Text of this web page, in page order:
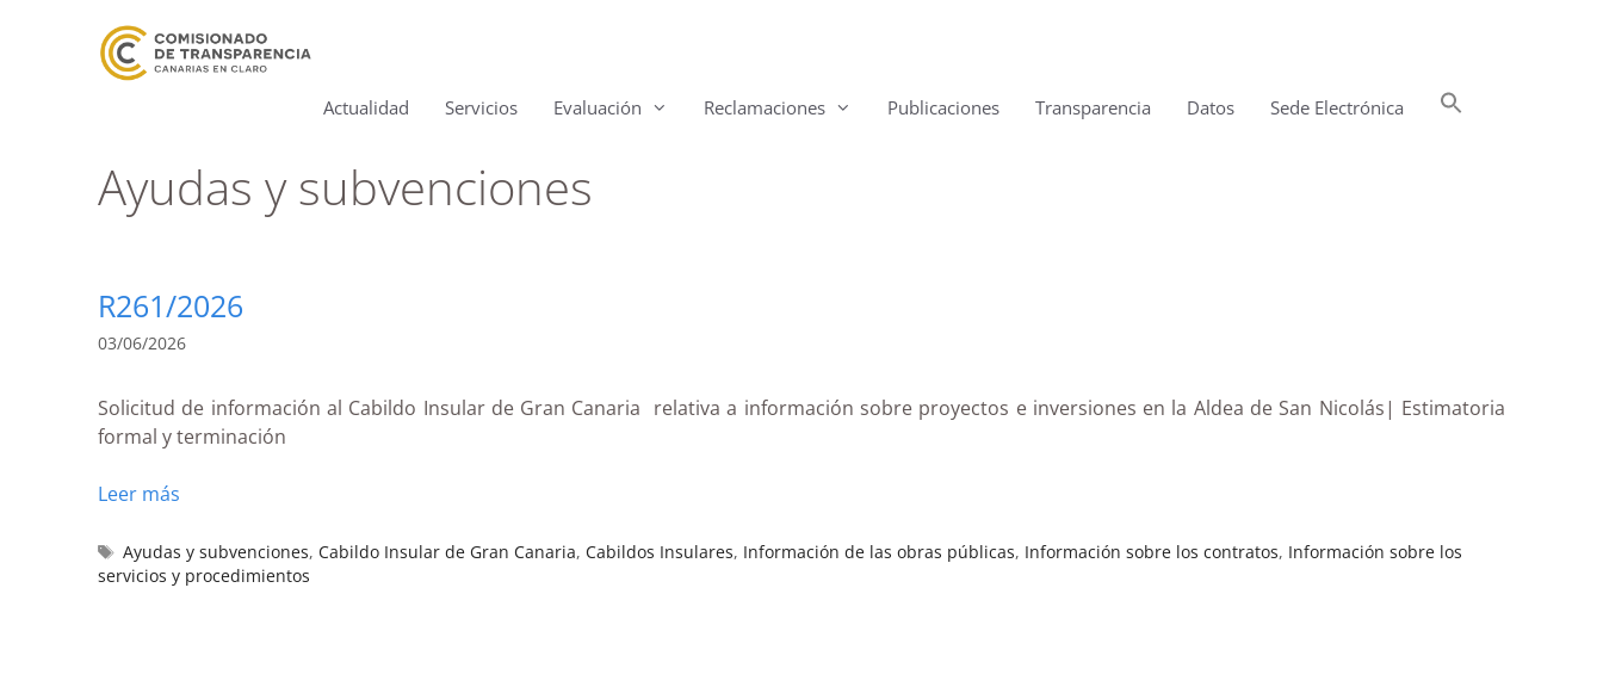
Actualidad Servicios Evaluación Reclamaciones Publicaciones Transparencia Datos Sede Electrónica
Ayudas y subvenciones
R261/2026
03/06/2026
Solicitud de información al Cabildo Insular de Gran Canaria relativa a información sobre proyectos e inversiones en la Aldea de San Nicolás| Estimatoria
formal y terminación
Leer más
Ayudas y subvenciones,Cabildo Insular de Gran Canaria,Cabildos Insulares, Información de las obras públicas, Información sobre los contratos, Información sobre los
servicios y procedimientos